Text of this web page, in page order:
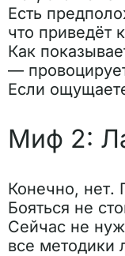
Есть
что приведёт
Как
—
Если
Миф 2:
Конечно, нет.
Бояться не
Сейчас не
все методики